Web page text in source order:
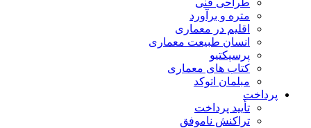
متره و برآورد
اقلیم در معماری
انسان طبیعت معماری
پرسپکتیو
کتاب های معماری
مبلمان اتوکد
پرداخت
تأیید پرداخت
تراکنش ناموفق